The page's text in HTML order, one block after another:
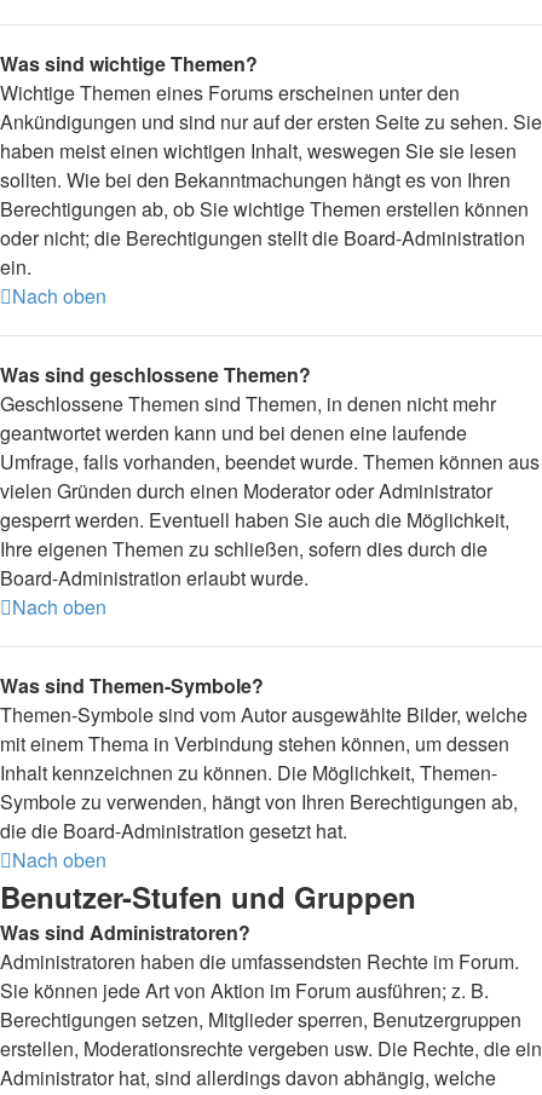
Was sind wichtige Themen?
Wichtige Themen eines Forums erscheinen unter den
Ankündigungen und sind nur auf der ersten Seite zu sehen. Sie
haben meist einen wichtigen Inhalt, weswegen Sie sie lesen
sollten. Wie bei den Bekanntmachungen hängt es von Ihren
Berechtigungen ab, ob Sie wichtige Themen erstellen können
oder nicht; die Berechtigungen stellt die Board-Administration
ein.
Nach oben
Was sind geschlossene Themen?
Geschlossene Themen sind Themen, in denen nicht mehr
geantwortet werden kann und bei denen eine laufende
Umfrage, falls vorhanden, beendet wurde. Themen können aus
vielen Gründen durch einen Moderator oder Administrator
gesperrt werden. Eventuell haben Sie auch die Möglichkeit,
Ihre eigenen Themen zu schließen, sofern dies durch die
Board-Administration erlaubt wurde.
Nach oben
Was sind Themen-Symbole?
Themen-Symbole sind vom Autor ausgewählte Bilder, welche
mit einem Thema in Verbindung stehen können, um dessen
Inhalt kennzeichnen zu können. Die Möglichkeit, Themen-
Symbole zu verwenden, hängt von Ihren Berechtigungen ab,
die die Board-Administration gesetzt hat.
Nach oben
Benutzer-Stufen und Gruppen
Was sind Administratoren?
Administratoren haben die umfassendsten Rechte im Forum.
Sie können jede Art von Aktion im Forum ausführen; z. B.
Berechtigungen setzen, Mitglieder sperren, Benutzergruppen
erstellen, Moderationsrechte vergeben usw. Die Rechte, die ein
Administrator hat, sind allerdings davon abhängig, welche